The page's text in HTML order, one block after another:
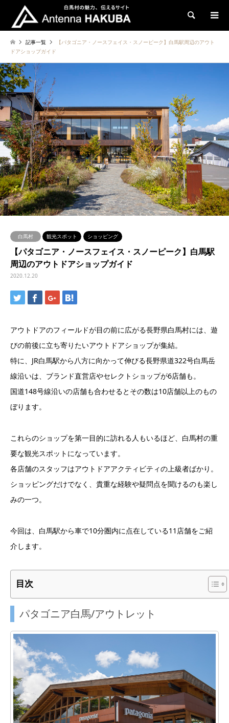
検索
記事一覧
【パタゴニア・ノースフェイス・スノーピーク】白馬駅周辺のアウト
ドアショップガイド
白馬村 観光スポット ショッピング
【パタゴニア・ノースフェイス・スノーピーク】白馬駅
周辺のアウトドアショップガイド
2020.12.20
アウトドアのフィールドが目の前に広がる長野県白馬村には、遊
びの前後に立ち寄りたいアウトドアショップが集結。
特に、JR白馬駅から八方に向かって伸びる長野県道322号白馬岳
線沿いは、ブランド直営店やセレクトショップが6店舗も。
国道148号線沿いの店舗も合わせるとその数は10店舗以上のもの
ぼります。
これらのショップを第一目的に訪れる人もいるほど、白馬村の重
要な観光スポットになっています。
各店舗のスタッフはアウトドアアクティビティの上級者ばかり。
ショッピングだけでなく、貴重な経験や疑問点を聞けるのも楽し
みの一つ。
今回は、白馬駅から車で10分圏内に点在している11店舗をご紹
介します。
目次
パタゴニア白馬/アウトレット